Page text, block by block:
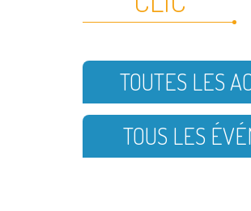
TOUTES LES
TOUS LES